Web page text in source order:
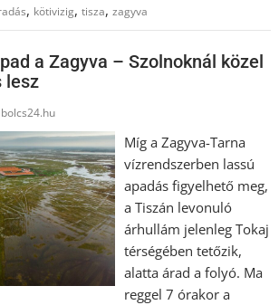
, kötivizig,tisza,zagyva
a Zagyva – Szolnoknál közel
lesz
Míg a Zagyva-Tarna
vízrendszerben lassú
apadás figyelhető meg,
a Tiszán levonuló
árhullám jelenleg Tokaj
térségében tetőzik,
alatta árad a folyó. Ma
reggel 7 órakor a